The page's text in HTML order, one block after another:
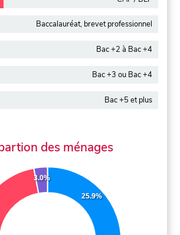
Baccalauréat, brevet professionnel
Bac +2 à Bac +4
Bac +3 ou Bac +4
Bac +5 et plus
des ménages
25.9%
3.0%